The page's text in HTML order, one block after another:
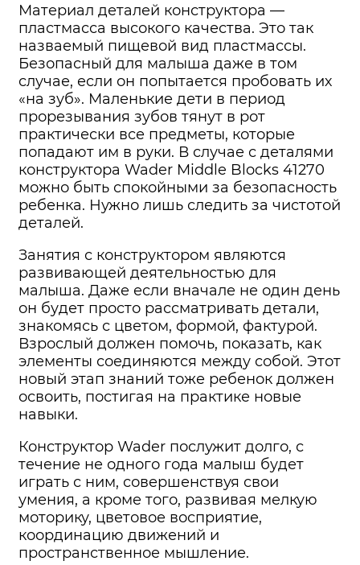
Материал деталей конструктора —
пластмасса высокого качества. Это так
назваемый пищевой вид пластмассы.
Безопасный для малыша даже в том
случае, если он попытается пробовать их
«на зуб». Маленькие дети в период
прорезывания зубов тянут в рот
практически все предметы, которые
попадают им в руки. В случае с деталями
конструктора Wader Middle Blocks 41270
можно быть спокойными за безопасность
ребенка. Нужно лишь следить за чистотой
деталей.
Занятия с конструктором являются
развивающей деятельностью для
малыша. Даже если вначале не один день
он будет просто рассматривать детали,
знакомясь с цветом, формой, фактурой.
Взрослый должен помочь, показать, как
элементы соединяются между собой. Этот
новый этап знаний тоже ребенок должен
освоить, постигая на практике новые
навыки.
Конструктор Wader послужит долго, с
течение не одного года малыш будет
играть с ним, совершенствуя свои
умения, а кроме того, развивая мелкую
моторику, цветовое восприятие,
координацию движений и
пространственное мышление.